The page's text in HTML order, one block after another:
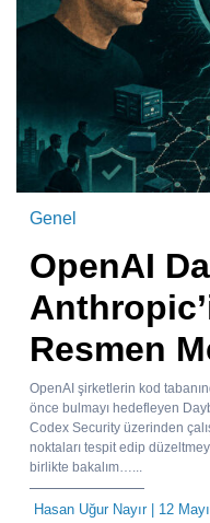
Genel
OpenAI
Resmen
OpenAI şirketlerin kod
önce bulmayı hedefleyen
Codex Security üzerinden
noktaları tespit edip
birlikte bakalım…...
Hasan Uğur Nayır| 12